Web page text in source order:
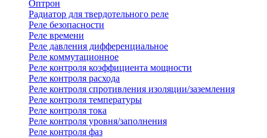
Оптрон
Радиатор для твердотельного реле
Реле безопасности
Реле времени
Реле давления дифференциальное
Реле коммутационное
Реле контроля коэффициента мощности
Реле контроля расхода
Реле контроля спротивления изоляции/заземления
Реле контроля температуры
Реле контроля тока
Реле контроля уровня/заполнения
Реле контроля фаз